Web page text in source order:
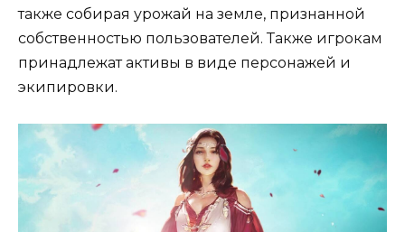
также собирая урожай на земле, признанной
собственностью пользователей. Также игрокам
принадлежат активы в виде персонажей и
экипировки.